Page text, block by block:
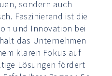
sondern auch
Faszinierend ist die
und Innovation bei
das Unternehmen
klaren Fokus auf
Lösungen fördert